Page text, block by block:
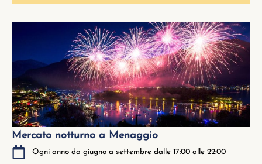
Mercato notturno a Menaggio
Ogni anno da giugno a settembre dalle 17:00 alle 22:00